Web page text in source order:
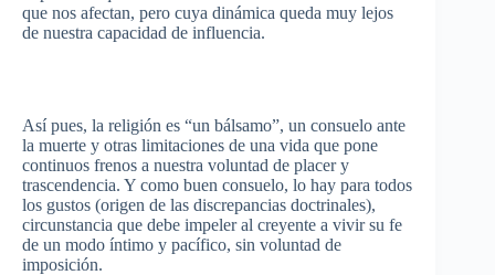
que nos afectan, pero cuya dinámica queda muy lejos
de nuestra capacidad de influencia.
Así pues, la religión es “un bálsamo”, un consuelo ante
la muerte y otras limitaciones de una vida que pone
continuos frenos a nuestra voluntad de placer y
trascendencia. Y como buen consuelo, lo hay para todos
los gustos (origen de las discrepancias doctrinales),
circunstancia que debe impeleral creyente a vivir su fe
de un modo íntimo y pacífico, sin voluntad de
imposición.